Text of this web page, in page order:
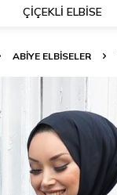
ÇIÇEKLI ELBISE
ABİYE ELBİSELER